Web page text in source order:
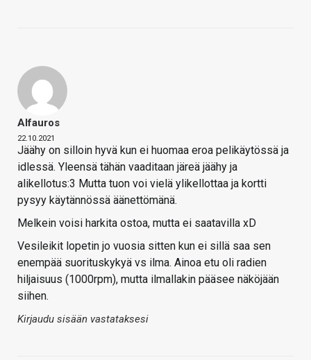
Alfauros
22.10.2021
Jäähy on silloin hyvä kun ei huomaa eroa pelikäytössä ja
idlessä. Yleensä tähän vaaditaan järeä jäähy ja
alikellotus:3 Mutta tuon voi vielä ylikellottaa ja kortti
pysyy käytännössä äänettömänä.
Melkein voisi harkita ostoa, mutta ei saatavilla xD
Vesileikit lopetin jo vuosia sitten kun ei sillä saa sen
enempää suorituskykyä vs ilma. Ainoa etu oli radien
hiljaisuus (1000rpm), mutta ilmallakin pääsee näköjään
siihen.
Kirjaudu sisään vastataksesi